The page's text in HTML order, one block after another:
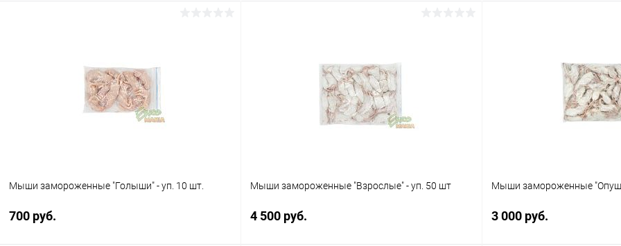
Мыши замороженные "Голыши" - уп. 10 шт.
700 руб.
Мыши замороженные "Взрослые" - уп. 50 шт
4 500 руб.
Мыши замороженные
3 000 руб.